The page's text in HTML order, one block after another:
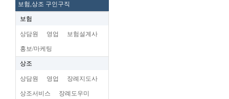
보험,상조 구인구직
보험
상담원 영업 보험설계사
홍보/마케팅
상조
상담원 영업 장례지도사
상조서비스 장례도우미